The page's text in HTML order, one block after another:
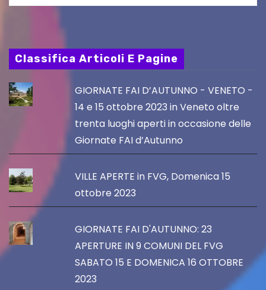
Classifica Articoli E Pagine
GIORNATE FAI D’AUTUNNO - VENETO -
14 e 15 ottobre 2023 in Veneto oltre
trenta luoghi aperti in occasione delle
Giornate FAI d’Autunno
VILLE APERTE in FVG, Domenica 15
ottobre 2023
GIORNATE FAI D'AUTUNNO: 23
APERTURE IN 9 COMUNI DEL FVG
SABATO 15 E DOMENICA 16 OTTOBRE
2023